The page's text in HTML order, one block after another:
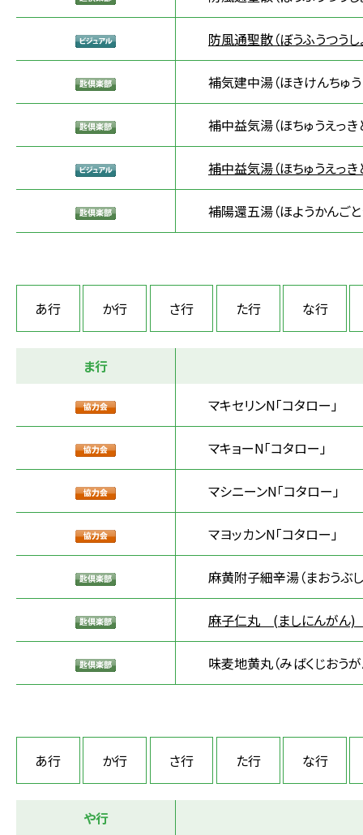
防風通聖散（ぼうふうつうし
補気建中湯（ほきけんちゅう
補中益気湯（ほちゅうえっき
補中益気湯（ほちゅうえっき
補陽還五湯（ほようかんごと
あ行 か行 さ行 た行 な行
ま行
マキセリンN「コタロー」
マキョーN「コタロー」
マシニーンN「コタロー」
マヨッカンN「コタロー」
麻黄附子細辛湯（まおうぶ
麻子仁丸 (ましにんがん)
味麦地黄丸（みばくじおう
あ行 か行 さ行 た行 な行
や行